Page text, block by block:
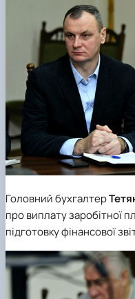
Головний бухгалтер
про виплату заробітної
підготовку фінансової